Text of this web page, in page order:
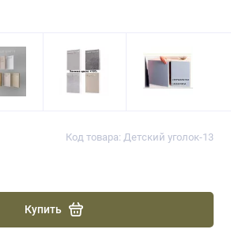
Код товара: Детский уголок-13
Купить